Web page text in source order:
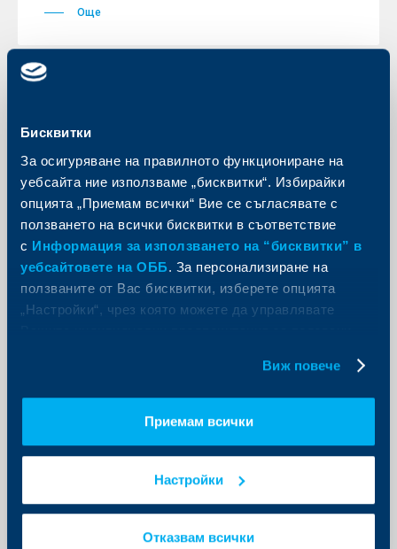
Бисквитки
За осигуряване на правилното функциониране на
уебсайта ние използваме „бисквитки“. Избирайки
опцията „Приемам всички“ Вие се съгласявате с
ползването на всички бисквитки в съответствие
с Информация за използването на “бисквитки” в
уебсайтовете на ОББ. За персонализиране на
ползваните от Вас бисквитки, изберете опцията
„Настройки“, чрез която можете да управлявате
Виж повече
Приемам всички
Настройки
Отказвам всички
Още
Обединена българска банка връчи
специалната си награда за принос в
изкуството на Живко Петров
29 август 2014
29.08.2014 г.
Ново приложение на сайта на
Райфайзенбанк помага на
за банково обслужване
25 август 2014
Микропредприятията вече могат да се възползват